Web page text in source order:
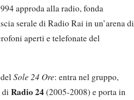
approda alla radio, fonda
serale di Radio Rai in un’arena di
aperti e telefonate del
Sole 24 Ore: entra nel gruppo,
Radio 24(2005-2008) e porta in